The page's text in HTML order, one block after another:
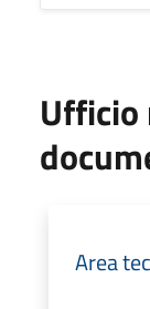
Ufficio
Area